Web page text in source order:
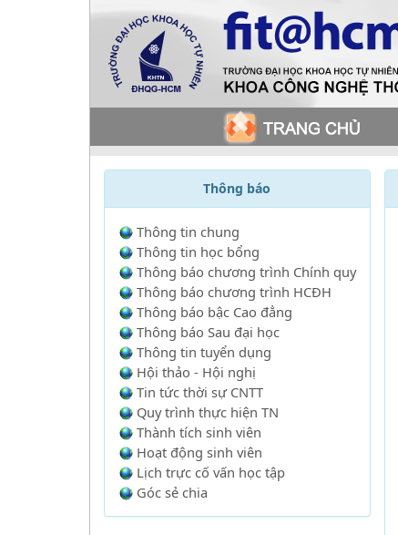
Thông báo
Thông tin chung
Thông tin học bổng
Thông báo chương trình Chính quy
Thông báo chương trình HCĐH
Thông báo bậc Cao đẳng
Thông báo Sau đại học
Thông tin tuyển dụng
Hội thảo - Hội nghị
Tin tức thời sự CNTT
Quy trình thực hiện TN
Thành tích sinh viên
Hoạt động sinh viên
Lịch trực cố vấn học tập
Góc sẻ chia